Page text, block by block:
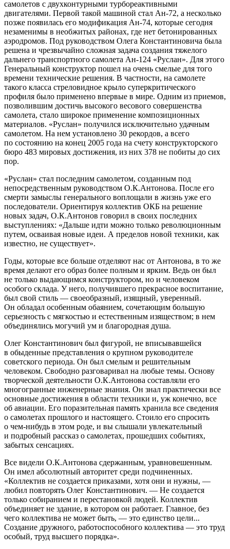
самолетов с двухконтурными турбореактивными
двигателями. Первой такой машиной стал Ан-72, а несколько
позже появилась его модификация Ан-74, которые сегодня
незаменимы в необжитых районах, где нет бетонированных
аэродромов. Под руководством Олега Константиновича была
решена и чрезвычайно сложная задача создания тяжелого
дальнего транспортного самолета Ан-124 «Руслан». Для этого
Генеральный конструктор пошел на очень смелые для того
времени технические решения. В частности, на самолете
такого класса стреловидное крыло суперкритического
профиля было применено впервые в мире. Одним из приемов,
позволившим достичь высокого весового совершенства
самолета, стало широкое применение композиционных
материалов. «Руслан» получился исключительно удачным
самолетом. На нем установлено 30 рекордов, а всего
по состоянию на конец 2005 года на счету конструкторского
бюро 483 мировых достижения, из них 378 не побиты до сих
пор.
«Руслан» стал последним самолетом, созданным под
непосредственным руководством О.К.Антонова. После его
смерти замыслы генерального воплощали в жизнь уже его
последователи. Ориентируя коллектив ОКБ на решение
новых задач, О.К.Антонов говорил в своих последних
выступлениях: «Дальше идти можно только революционным
путем, осваивая новые идеи. А пределов новой техники, как
известно, не существует».
Годы, которые все больше отделяют нас от Антонова, в то же
время делают его образ более полным и ярким. Ведь он был
не только выдающимся конструктором, но и человеком
особого склада. У него, получившего прекрасное воспитание,
был свой стиль — своеобразный, изящный, уверенный.
Он обладал особенным обаянием, сочетающим большую
серьезность с мягкостью и естественным изяществом; в нем
объединялись могучий ум и благородная душа.
Олег Константинович был фигурой, не вписывавшейся
в обыденные представления о крупном руководителе
советского периода. Он был смелым и решительным
человеком. Свободно разговаривал на любые темы. Основу
творческой деятельности О.К.Антонова составляли его
многогранные инженерные знания. Он знал практически все
основные достижения в области техники и, уж конечно, все
об авиации. Его поразительная память хранила все сведения
о самолетах прошлого и настоящего. Стоило его спросить
о чем-нибудь в этом роде, и вы слышали увлекательный
и подробный рассказ о самолетах, прошедших событиях,
забытых сенсациях.
Все видели О.К.Антонова сдержанным, уравновешенным.
Он имел абсолютный авторитет среди подчиненных.
«Коллектив не создается приказами, хотя они и нужны, —
любил повторять Олег Константинович. — Не создается
только собиранием и перестановкой людей. Коллектив
объединяет не здание, в котором он работает. Главное, без
чего коллектива не может быть, — это единство цели...
Создание дружного, работоспособного коллектива — это труд
особый, труд высшего порядка».